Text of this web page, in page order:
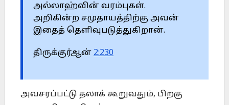
அல்லாஹ்வின் வரம்புகள்.
அறிகின்ற சமுதாயத்திற்கு அவன்
இதைத் தெளிவுபடுத்துகிறான்.
திருக்குர்ஆன் 2:230
அவசரப்பட்டு தலாக் கூறுவதும், பிறகு